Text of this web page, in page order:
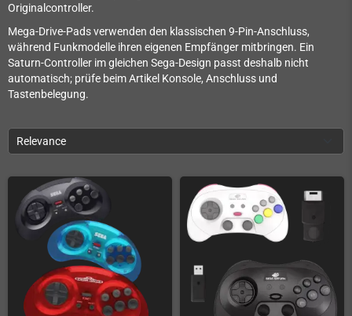
Originalcontroller.
Mega-Drive-Pads verwenden den klassischen 9-Pin-Anschluss,
während Funkmodelle ihren eigenen Empfänger mitbringen. Ein
Saturn-Controller im gleichen Sega-Design passt deshalb nicht
automatisch; prüfe beim Artikel Konsole, Anschluss und
Tastenbelegung.
Relevance